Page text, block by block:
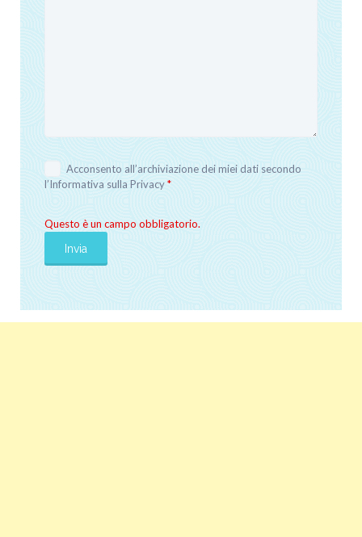
Acconsento all’archiviazione dei miei dati secondo
l’Informativa sulla Privacy*
Questo è un campo obbligatorio.